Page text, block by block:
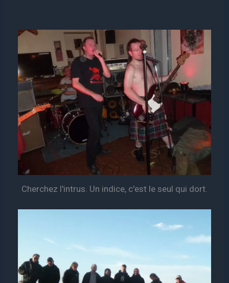
Cherchez l'intrus. Un indice, c'est le seul qui dort.